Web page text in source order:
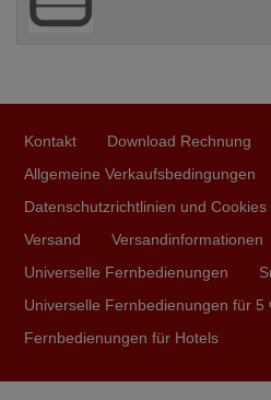
Kontakt Download Rechnung
Allgemeine Verkaufsbedingungen
Datenschutzrichtlinien und Cookies
Versand
Versandinformationen
Universelle Fernbedienungen
Universelle Fernbedienungen für 5
Fernbedienungen für Hotels